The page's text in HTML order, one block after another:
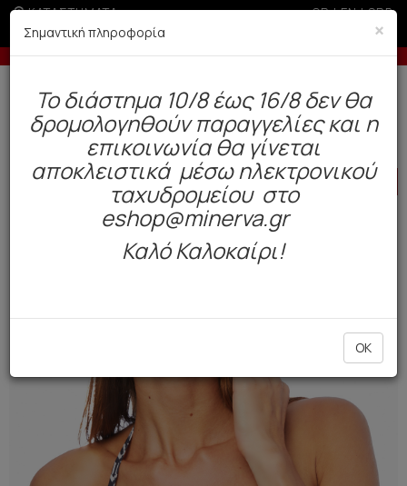
ΚΑΤΑΣΤΗΜΑΤΑ GR|EN|SRB
άνω των 100€ -5% σε παραγγελίες άνω των 200€
Δωρεάν αποστολή άνω των 49€. Παράδοση σε 3-5 εργάσιμες.
BAZAAR Γυναίκα Μαγιό
HOT
×
Σημαντική πληροφορία
To διάστημα 10/8 έως 16/8 δεν θα
δρομολογηθούν παραγγελίες και η
επικοινωνία θα γίνεται
αποκλειστικά μέσω ηλεκτρονικού
ταχυδρομείου στο
eshop@minerva.gr
Καλό Καλοκαίρι!
OK